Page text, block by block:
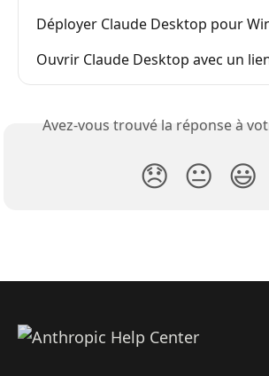
Déployer Claude Desktop pour
Ouvrir Claude Desktop avec un
Avez-vous trouvé la réponse à
😞 😐 😃